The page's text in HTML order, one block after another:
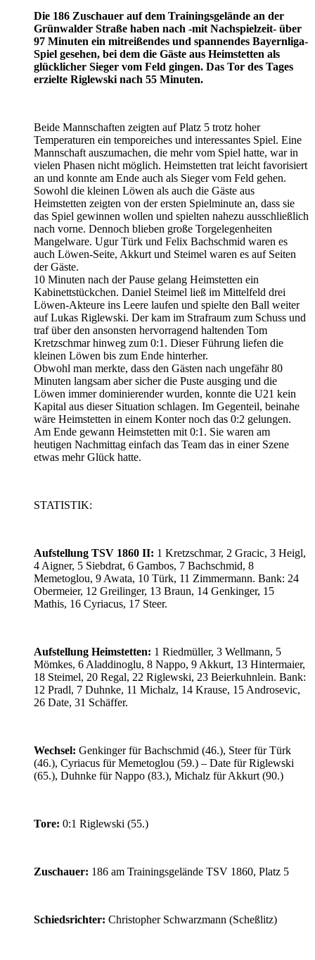
Die 186 Zuschauer auf dem Trainingsgelände an der
Grünwalder Straße haben nach -mit Nachspielzeit- über
97 Minuten ein mitreißendes und spannendes Bayernliga-
Spiel gesehen, bei dem die Gäste aus Heimstetten als
glücklicher Sieger vom Feld gingen. Das Tor des Tages
erzielte Riglewski nach 55 Minuten.
Beide Mannschaften zeigten auf Platz 5 trotz hoher
Temperaturen ein temporeiches und interessantes Spiel. Eine
Mannschaft auszumachen, die mehr vom Spiel hatte, war in
vielen Phasen nicht möglich. Heimstetten trat leicht favorisiert
an und konnte am Ende auch als Sieger vom Feld gehen.
Sowohl die kleinen Löwen als auch die Gäste aus
Heimstetten zeigten von der ersten Spielminute an, dass sie
das Spiel gewinnen wollen und spielten nahezu ausschließlich
nach vorne. Dennoch blieben große Torgelegenheiten
Mangelware. Ugur Türk und Felix Bachschmid waren es
auch Löwen-Seite, Akkurt und Steimel waren es auf Seiten
der Gäste.
10 Minuten nach der Pause gelang Heimstetten ein
Kabinettstückchen. Daniel Steimel ließ im Mittelfeld drei
Löwen-Akteure ins Leere laufen und spielte den Ball weiter
auf Lukas Riglewski. Der kam im Strafraum zum Schuss und
traf über den ansonsten hervorragend haltenden Tom
Kretzschmar hinweg zum 0:1. Dieser Führung liefen die
kleinen Löwen bis zum Ende hinterher.
Obwohl man merkte, dass den Gästen nach ungefähr 80
Minuten langsam aber sicher die Puste ausging und die
Löwen immer dominierender wurden, konnte die U21 kein
Kapital aus dieser Situation schlagen. Im Gegenteil, beinahe
wäre Heimstetten in einem Konter noch das 0:2 gelungen.
Am Ende gewann Heimstetten mit 0:1. Sie waren am
heutigen Nachmittag einfach das Team das in einer Szene
etwas mehr Glück hatte.
STATISTIK:
Aufstellung TSV 1860 II: 1 Kretzschmar, 2 Gracic, 3 Heigl,
4 Aigner, 5 Siebdrat, 6 Gambos, 7 Bachschmid, 8
Memetoglou, 9 Awata, 10 Türk, 11 Zimmermann. Bank: 24
Obermeier, 12 Greilinger, 13 Braun, 14 Genkinger, 15
Mathis, 16 Cyriacus, 17 Steer.
Aufstellung Heimstetten: 1 Riedmüller, 3 Wellmann, 5
Mömkes, 6 Aladdinoglu, 8 Nappo, 9 Akkurt, 13 Hintermaier,
18 Steimel, 20 Regal, 22 Riglewski, 23 Beierkuhnlein. Bank:
12 Pradl, 7 Duhnke, 11 Michalz, 14 Krause, 15 Androsevic,
26 Date, 31 Schäffer.
Wechsel: Genkinger für Bachschmid (46.), Steer für Türk
(46.), Cyriacus für Memetoglou (59.) – Date für Riglewski
(65.), Duhnke für Nappo (83.), Michalz für Akkurt (90.)
Tore: 0:1 Riglewski (55.)
Zuschauer: 186 am Trainingsgelände TSV 1860, Platz 5
Schiedsrichter: Christopher Schwarzmann (Scheßlitz)